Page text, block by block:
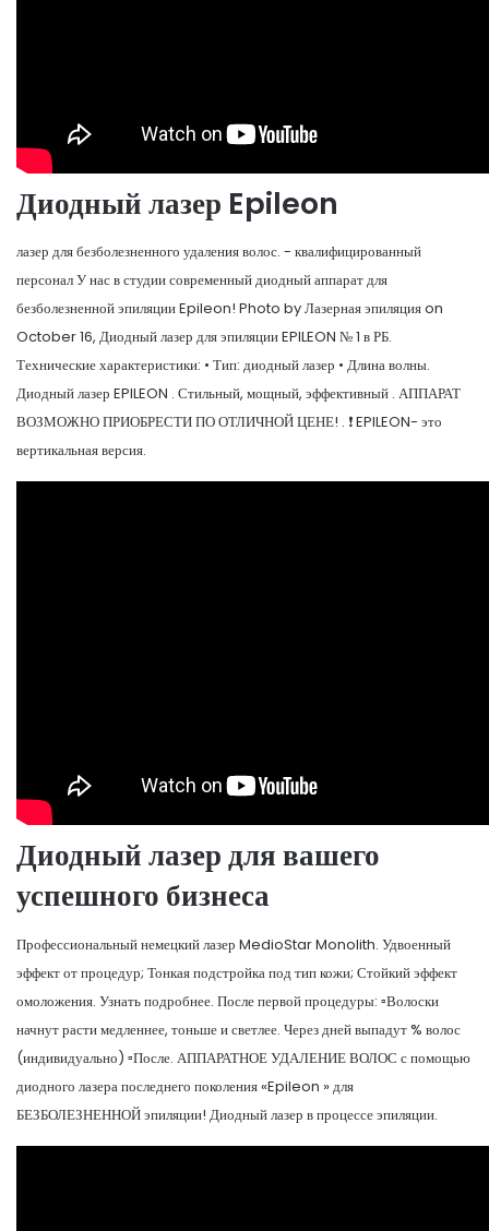
Диодный лазер Epileon
лазер для безболезненного удаления волос. - квалифицированный
персонал У нас в студии современный диодный аппарат для
безболезненной эпиляции Epileon! Photo by Лазерная эпиляция on
October 16, Диодный лазер для эпиляции EPILEON № 1 в РБ.
Технические характеристики: • Тип: диодный лазер • Длина волны.
Диодный лазер EPILEON . Стильный, мощный, эффективный . АППАРАТ
ВОЗМОЖНО ПРИОБРЕСТИ ПО ОТЛИЧНОЙ ЦЕНЕ! . ❗ EPILEON- это
вертикальная версия.
Диодный лазер для вашего
успешного бизнеса
Профессиональный немецкий лазер MedioStar Monolith. Удвоенный
эффект от процедур; Тонкая подстройка под тип кожи; Стойкий эффект
омоложения. Узнать подробнее. После первой процедуры: ▫️Волоски
начнут расти медленнее, тоньше и светлее. Через дней выпадут % волос
(индивидуально) ▫️После. АППАРАТНОЕ УДАЛЕНИЕ ВОЛОС с помощью
диодного лазера последнего поколения «Epileon » для
БЕЗБОЛЕЗНЕННОЙ эпиляции! Диодный лазер в процессе эпиляции.